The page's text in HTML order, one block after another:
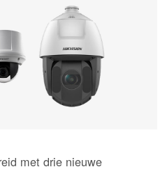
met drie nieuwe